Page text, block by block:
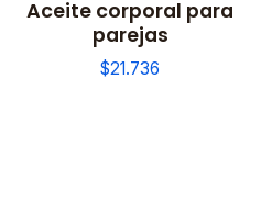
Aceite corporal para
parejas
$21.736